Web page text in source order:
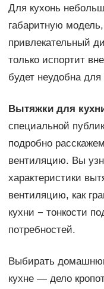
Для кухонь
габаритную
привлекательный
только испортит
будет неудобна
Вытяжки для
специальной
подробно
вентиляцию. Вы
характеристики
вентиляцию, как
кухни − тонкости
потребностей.
Выбирать
кухне — дело